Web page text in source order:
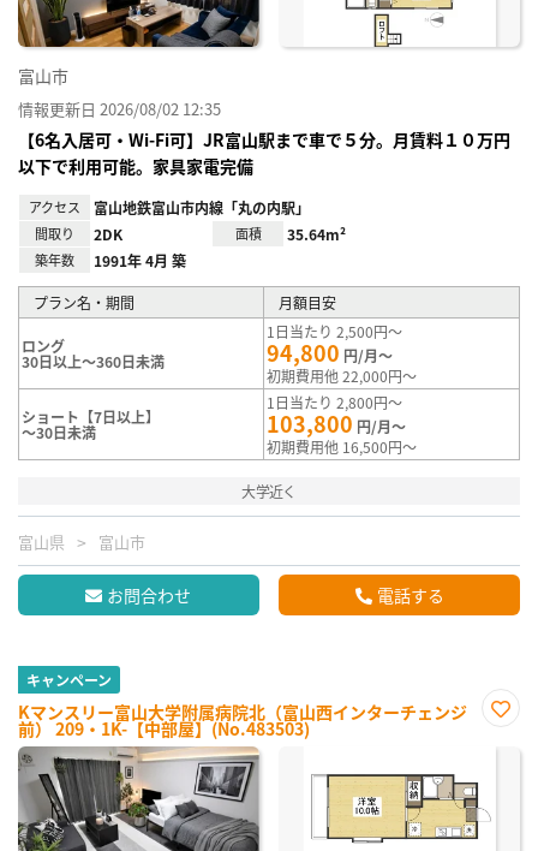
富山市
情報更新日 2026/08/02 12:35
【6名入居可・Wi-Fi可】JR富山駅まで車で５分。月賃料１０万円
以下で利用可能。家具家電完備
アクセス 富山地鉄富山市内線「丸の内駅」
間取り 2DK 面積 35.64m²
築年数 1991年 4月 築
プラン名・期間 月額目安
ロング
30日以上～360日未満
1日当たり 2,500円～
94,800 円/月～
初期費用他 22,000円～
ショート【7日以上】
～30日未満
1日当たり 2,800円～
103,800 円/月～
初期費用他 16,500円～
大学近く
富山県 富山市
お問合わせ 電話する
キャンペーン
Kマンスリー富山大学附属病院北（富山西インターチェンジ
前） 209・1K-【中部屋】(No.483503)
に入